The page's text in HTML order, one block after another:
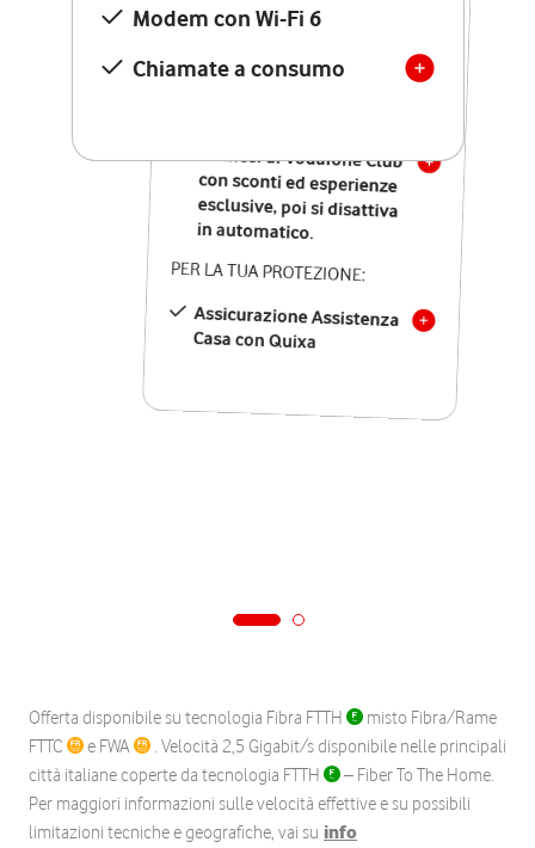
Modem con Wi-Fi 6
Chiamate a consumo
Chiamate illimitate verso
numeri fissi e mobili
nazionali
12 mesi di Vodafone Club
con sconti ed esperienze
esclusive, poi si disattiva
in automatico.
PER LA TUA PROTEZIONE:
Assicurazione Assistenza
Casa con Quixa
Offerta disponibile su tecnologia Fibra FTTH
misto Fibra/Rame
FTTC
e FWA
. Velocità 2,5 Gigabit/s disponibile nelle principali
città italiane coperte da tecnologia FTTH
– Fiber To The Home.
Per maggiori informazioni sulle velocità effettive e su possibili
limitazioni tecniche e geografiche, vai su info